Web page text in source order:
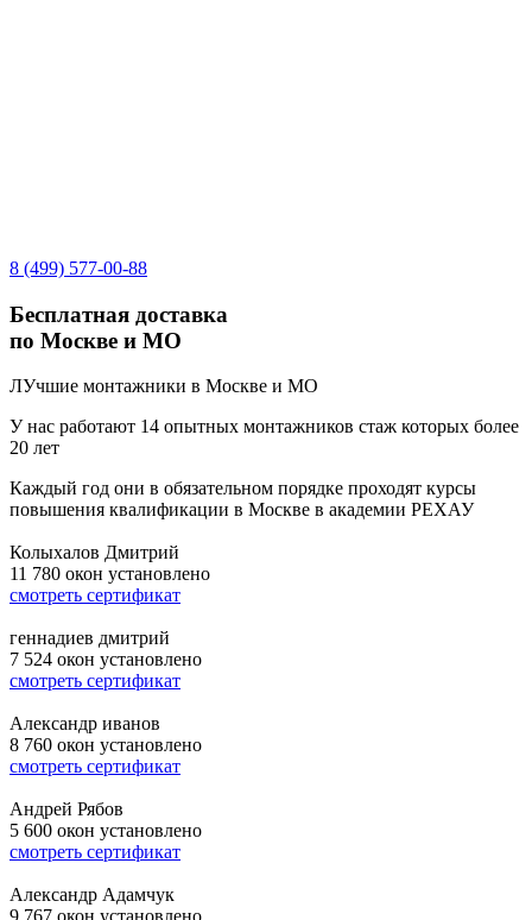
8 (499) 577-00-88
Бесплатная доставка
по Москве и МО
ЛУчшие монтажники в Москве и МО
У нас работают 14 опытных монтажников стаж которых более
20 лет
Каждый год они в обязательном порядке проходят курсы
повышения квалификации в Москве в академии РЕХАУ
Колыхалов Дмитрий
11 780 окон установлено
смотреть сертификат
геннадиев дмитрий
7 524 окон установлено
смотреть сертификат
Александр иванов
8 760 окон установлено
смотреть сертификат
Андрей Рябов
5 600 окон установлено
смотреть сертификат
Александр Адамчук